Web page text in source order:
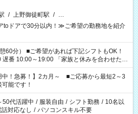
/ 上野御徒町駅 / …
toドアで30分以内！≫ご希望の勤務地を紹介
下記シフトもOK！
19:00 「家族と休みを合わせた
て夕飯の準備がしたい」 「できれば残業はし
望を教えてくださいね。 ※Wワーク希望
仕事で希望する勤務時間と、もう1つのお仕事
で週40時間を超える場合は応募できません。
中！急募！】2カ月～ ■ご応募から最短2～3
能です！
50代活躍中 / 服装自由 / シフト勤務 / 10名以
話対応なし / パソコンスキル不要